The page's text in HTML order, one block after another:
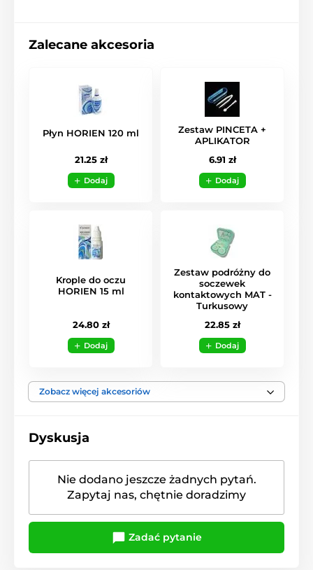
Zalecane akcesoria
Płyn HORIEN 120 ml
21.25 zł
Dodaj
Zestaw PINCETA +
APLIKATOR
6.91 zł
Dodaj
Krople do oczu
HORIEN 15 ml
24.80 zł
Dodaj
Zestaw podróżny do
soczewek
kontaktowych MAT -
Turkusowy
22.85 zł
Dodaj
Zobacz więcej akcesoriów
Dyskusja
Nie dodano jeszcze żadnych pytań.
Zapytaj nas, chętnie doradzimy
Zadać pytanie